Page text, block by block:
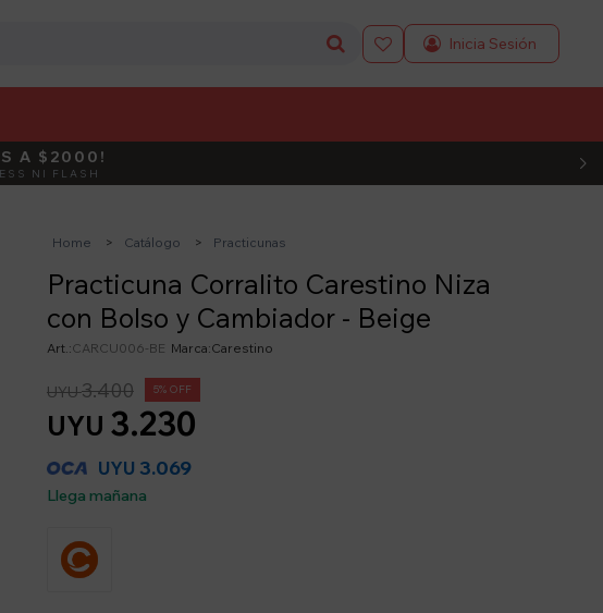

ACTIVÁ EL CÓDIGO
A $2000!
NI FLASH
Home Catálogo Practicunas
Practicuna Corralito Carestino Niza
con Bolso y Cambiador - Beige
CARCU006-BE Carestino
UYU 3.230
UYU3.400 5
UYU 3.069
Llega mañana